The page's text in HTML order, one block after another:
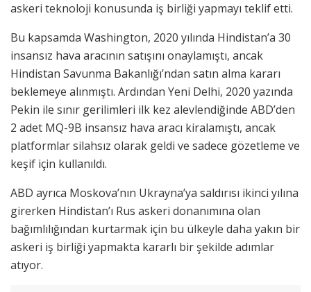
askeri teknoloji konusunda iş birliği yapmayı teklif etti.
Bu kapsamda Washington, 2020 yılında Hindistan’a 30
insansız hava aracının satışını onaylamıştı, ancak
Hindistan Savunma Bakanlığı’ndan satın alma kararı
beklemeye alınmıştı. Ardından Yeni Delhi, 2020 yazında
Pekin ile sınır gerilimleri ilk kez alevlendiğinde ABD’den
2 adet MQ-9B insansız hava aracı kiralamıştı, ancak
platformlar silahsız olarak geldi ve sadece gözetleme ve
keşif için kullanıldı.
ABD ayrıca Moskova’nın Ukrayna’ya saldırısı ikinci yılına
girerken Hindistan’ı Rus askeri donanımına olan
bağımlılığından kurtarmak için bu ülkeyle daha yakın bir
askeri iş birliği yapmakta kararlı bir şekilde adımlar
atıyor.